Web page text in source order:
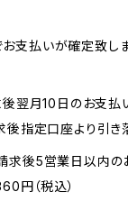
支払いが確定致しま
後翌月10日のお支払
後指定口座より引き
求後5営業日以内のお
円（税込）